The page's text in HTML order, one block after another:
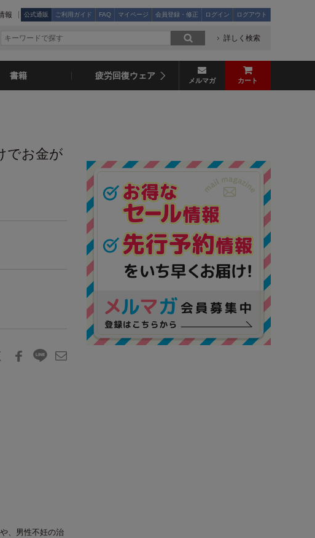
報 公式通販 ご利用ガイド FAQ マイページ 会員登録・修正 ログイン ログアウト
詳しく検索
書籍 疲労回復ウェア メルマガ カート
でお金が
、男性不妊の治